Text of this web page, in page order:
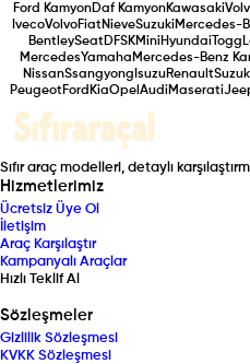
Ford KamyonDaf KamyonKawasaki
IvecoVolvoFiatNieveSuzuki Mercedes-
BentleySeatDFSKMini Hyundai Togg
MercedesYamaha Mercedes-Benz
NissanSsangyong IsuzuRenault
PeugeotFord KiaOpel Audi Maserati
Sıfır araç modelleri, detaylı
Hizmetlerimiz
Ücretsiz Üye Ol
İletişim
Araç Karşılaştır
Kampanyalı Araçlar
Hızlı Teklif Al
Sözleşmeler
Gizlilik Sözleşmesi
KVKK Sözleşmesi